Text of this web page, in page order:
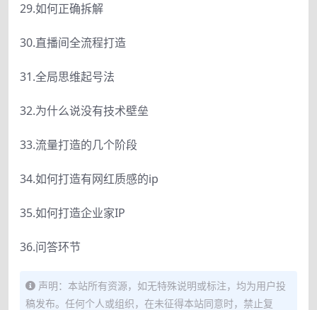
29.如何正确拆解
30.直播间全流程打造
31.全局思维起号法
32.为什么说没有技术壁垒
33.流量打造的几个阶段
34.如何打造有网红质感的ip
35.如何打造企业家IP
36.问答环节
声明：本站所有资源，如无特殊说明或标注，均为用户投
稿发布。任何个人或组织，在未征得本站同意时，禁止复